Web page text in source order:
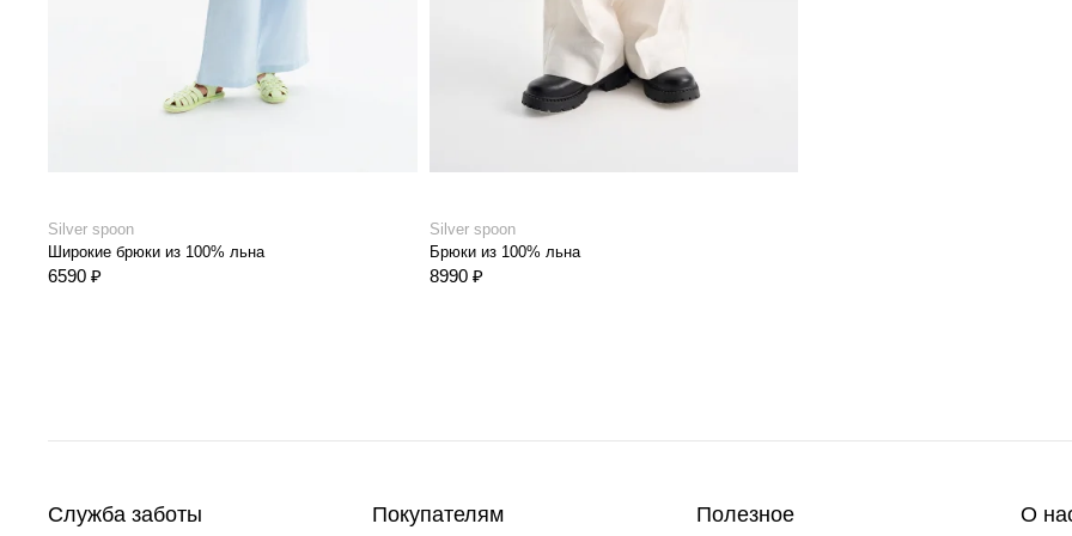
Silver spoon
Широкие брюки из 100% льна
6590 ₽
Silver spoon
Брюки из 100% льна
8990 ₽
Служба заботы Покупателям Полезное О